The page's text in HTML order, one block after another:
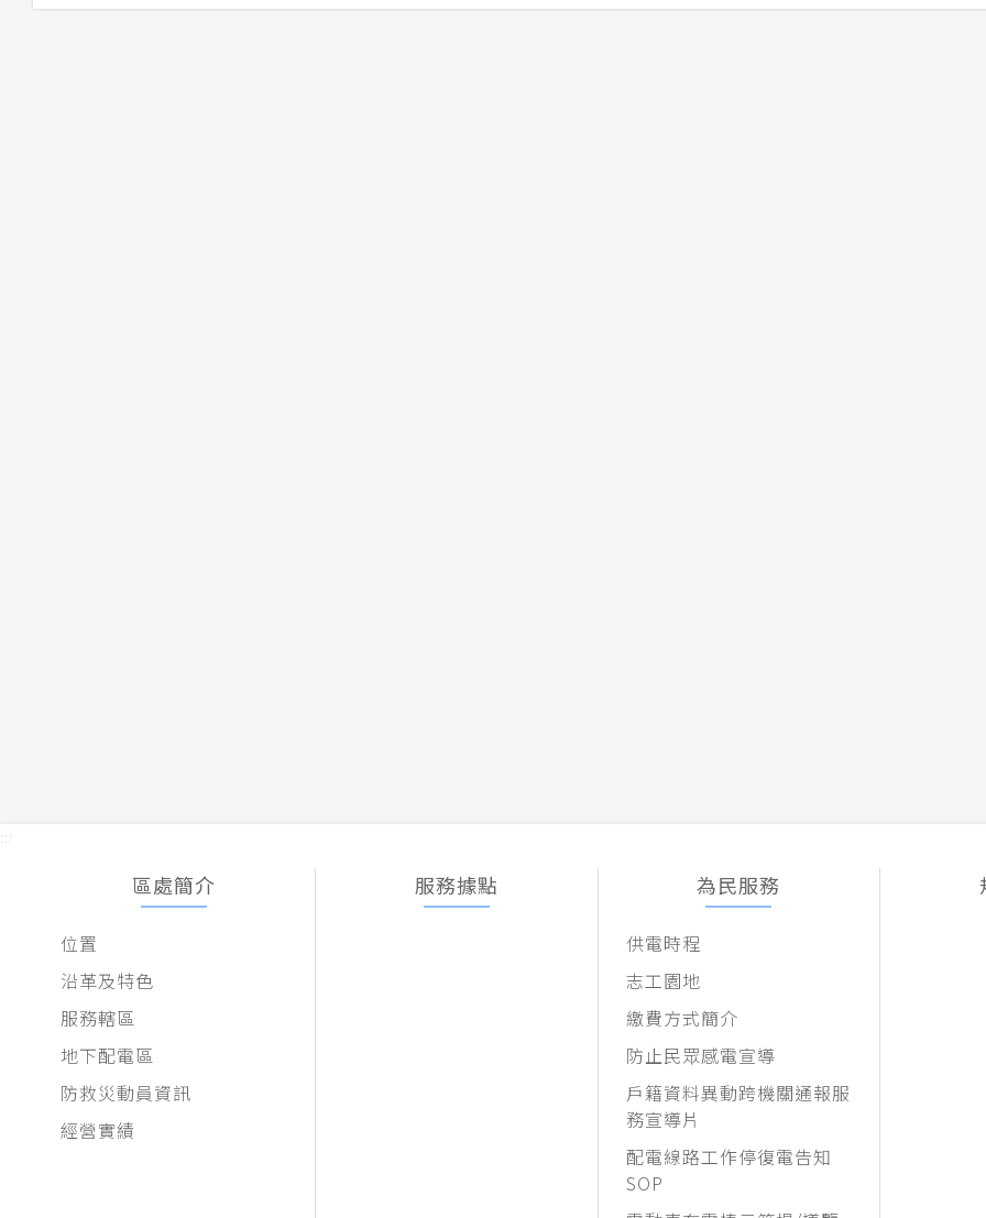
:::
區處簡介
位置
沿革及特色
服務轄區
地下配電區
防救災動員資訊
經營實績
服務據點 為民服務
供電時程
志工園地
繳費方式簡介
防止民眾感電宣導
戶籍資料異動跨機關通報服
務宣導片
配電線路工作停復電告知
SOP